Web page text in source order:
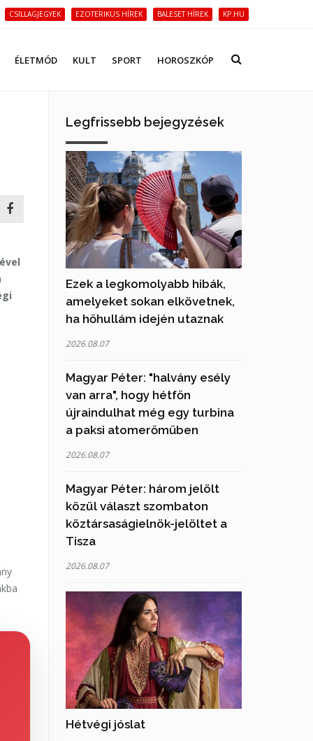
CSILLAGJEGYEK EZOTERIKUS HÍREK BALESET HÍREK KP.HU
ÉLETMÓD KULT SPORT HOROSZKÓP
Legfrissebb bejegyzések
Ezek a legkomolyabb hibák,
amelyeket sokan elkövetnek,
ha hőhullám idején utaznak
2026.08.07
Magyar Péter: "halvány esély
van arra", hogy hétfőn
újraindulhat még egy turbina
a paksi atomerőműben
2026.08.07
Magyar Péter: három jelölt
közül választ szombaton
köztársaságielnök-jelöltet a
Tisza
2026.08.07
Hétvégi jóslat